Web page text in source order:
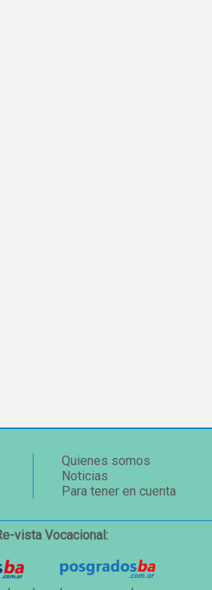
Quienes somos
Noticias
Para tener en cuenta
vista Vocacional: